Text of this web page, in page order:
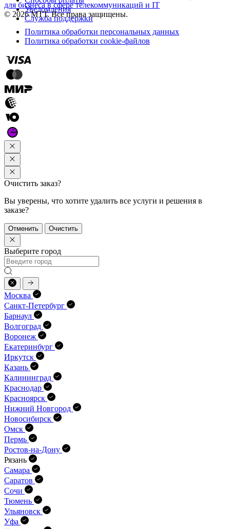
Уведомления
Служба поддержки
для бизнеса в сфере телекоммуникаций и IT
© 2026 МТТ. Все права защищены.
Политика обработки персональных данных
Политика обработки cookie-файлов
Очистить заказ?
Вы уверены, что хотите удалить все услуги и решения в
заказе?
Отменить Очистить
Выберите город
Москва
Санкт-Петербург
Барнаул
Волгоград
Воронеж
Екатеринбург
Иркутск
Казань
Калининград
Краснодар
Красноярск
Нижний Новгород
Новосибирск
Омск
Пермь
Ростов-на-Дону
Рязань
Самара
Саратов
Сочи
Тюмень
Ульяновск
Уфа